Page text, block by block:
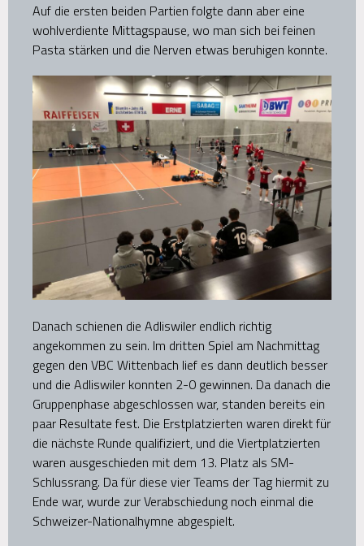
Auf die ersten beiden Partien folgte dann aber eine
wohlverdiente Mittagspause, wo man sich bei feinen
Pasta stärken und die Nerven etwas beruhigen konnte.
Danach schienen die Adliswiler endlich richtig
angekommen zu sein. Im dritten Spiel am Nachmittag
gegen den VBC Wittenbach lief es dann deutlich besser
und die Adliswiler konnten 2-0 gewinnen. Da danach die
Gruppenphase abgeschlossen war, standen bereits ein
paar Resultate fest. Die Erstplatzierten waren direkt für
die nächste Runde qualifiziert, und die Viertplatzierten
waren ausgeschieden mit dem 13. Platz als SM-
Schlussrang. Da für diese vier Teams der Tag hiermit zu
Ende war, wurde zur Verabschiedung noch einmal die
Schweizer-Nationalhymne abgespielt.